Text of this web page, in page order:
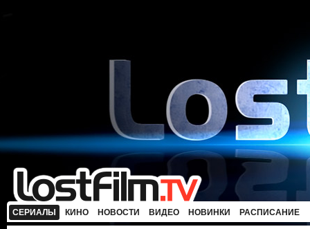
СЕРИАЛЫ КИНО НОВОСТИ ВИДЕО НОВИНКИ РАСПИСАНИЕ